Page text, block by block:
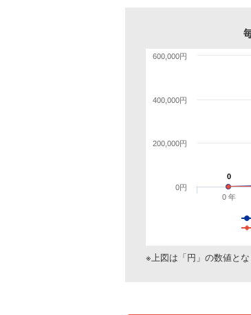
0
0
0 年
0円
200,000円
400,000円
600,000円
※上図は「円」の数値とな